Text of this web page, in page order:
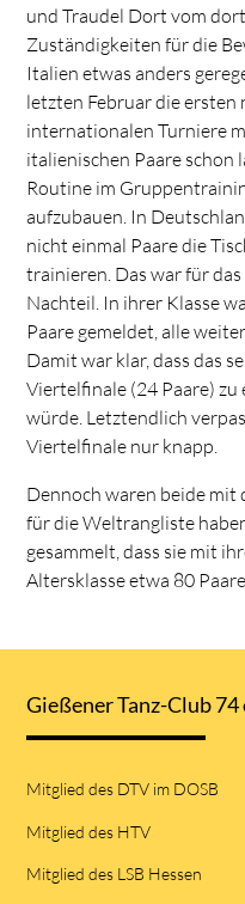
und Traudel Dort vom
Zuständigkeiten für die
Italien etwas anders
letzten Februar die ersten
internationalen Turniere
italienischen Paare
Routine im
aufzubauen. In
nicht einmal Paare die
trainieren. Das war für
Nachteil. In ihrer Klasse
Paare gemeldet, alle
Damit war klar, dass das
Viertelfinale (24 Paare)
würde. Letztendlich
Viertelfinale nur knapp.
Dennoch waren beide mit
für die Weltrangliste
gesammelt, dass sie mit
Altersklasse etwa 80
Gießener Tanz-Club 74
Mitglied des DTV im DOSB
Mitglied des HTV
Mitglied des LSB Hessen